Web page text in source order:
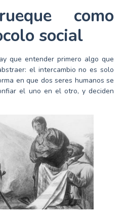
como
social
que entender primero algo que
el intercambio no es solo
en que dos seres humanos se
el uno en el otro, y deciden